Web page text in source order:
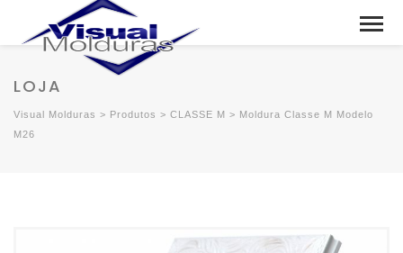
LOJA
Visual Molduras > Produtos > CLASSE M > Moldura Classe M Modelo
M26